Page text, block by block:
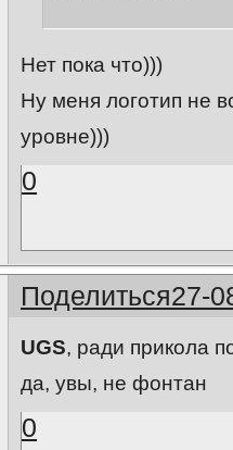
Нет пока что)))
Ну меня логотип не
уровне)))
0
Поделиться27-
UGS, ради прикола
да, увы, не фонтан
0